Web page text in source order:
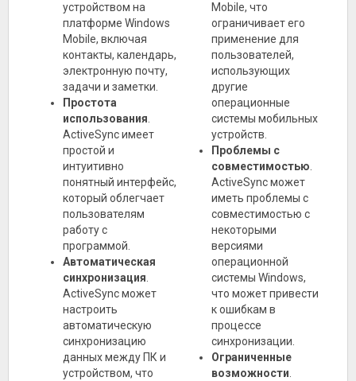
устройством на
платформе Windows
Mobile, включая
контакты, календарь,
электронную почту,
задачи и заметки.
Простота
использования
ActiveSync имеет
простой и
интуитивно
понятный интерфейс,
который облегчает
пользователям
работу с
программой.
Автоматическая
синхронизация
ActiveSync может
настроить
автоматическую
синхронизацию
данных между ПК и
устройством, что
Mobile, что
ограничивает его
применение для
пользователей,
использующих
другие
операционные
системы мобильных
устройств.
Проблемы с
совместимостью
ActiveSync может
иметь проблемы с
совместимостью с
некоторыми
версиями
операционной
системы Windows,
что может привести
к ошибкам в
процессе
синхронизации.
Ограниченные
возможности